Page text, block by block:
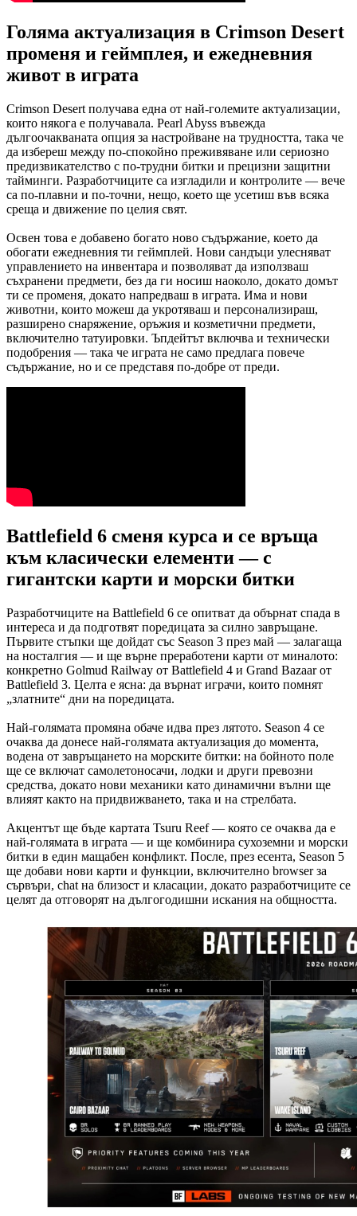
Голяма актуализация в Crimson Desert
променя и геймплея, и ежедневния
живот в играта
Crimson Desert получава една от най-големите актуализации,
които някога е получавала. Pearl Abyss въвежда
дългоочакваната опция за настройване на трудността, така че
да избереш между по-спокойно преживяване или сериозно
предизвикателство с по-трудни битки и прецизни защитни
тайминги. Разработчиците са изгладили и контролите — вече
са по-плавни и по-точни, нещо, което ще усетиш във всяка
среща и движение по целия свят.
Освен това е добавено богато ново съдържание, което да
обогати ежедневния ти геймплей. Нови сандъци улесняват
управлението на инвентара и позволяват да използваш
съхранени предмети, без да ги носиш наоколо, докато домът
ти се променя, докато напредваш в играта. Има и нови
животни, които можеш да укротяваш и персонализираш,
разширено снаряжение, оръжия и козметични предмети,
включително татуировки. Ъпдейтът включва и технически
подобрения — така че играта не само предлага повече
съдържание, но и се представя по-добре от преди.
Battlefield 6 сменя курса и се връща
към класически елементи — с
гигантски карти и морски битки
Разработчиците на Battlefield 6 се опитват да обърнат спада в
интереса и да подготвят поредицата за силно завръщане.
Първите стъпки ще дойдат със Season 3 през май — залагаща
на носталгия — и ще върне преработени карти от миналото:
конкретно Golmud Railway от Battlefield 4 и Grand Bazaar от
Battlefield 3. Целта е ясна: да върнат играчи, които помнят
„златните“ дни на поредицата.
Най-голямата промяна обаче идва през лятото. Season 4 се
очаква да донесе най-голямата актуализация до момента,
водена от завръщането на морските битки: на бойното поле
ще се включат самолетоносачи, лодки и други превозни
средства, докато нови механики като динамични вълни ще
влияят както на придвижването, така и на стрелбата.
Акцентът ще бъде картата Tsuru Reef — която се очаква да е
най-голямата в играта — и ще комбинира сухоземни и морски
битки в един мащабен конфликт. После, през есента, Season 5
ще добави нови карти и функции, включително browser за
сървъри, chat на близост и класации, докато разработчиците се
целят да отговорят на дългогодишни искания на общността.